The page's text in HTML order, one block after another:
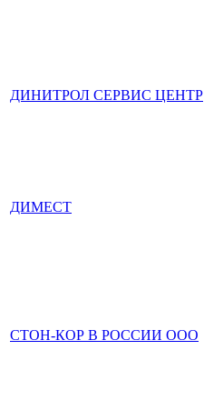
ДИНИТРОЛ СЕРВИС ЦЕНТР
ДИМЕСТ
СТОН-КОР В РОССИИ ООО